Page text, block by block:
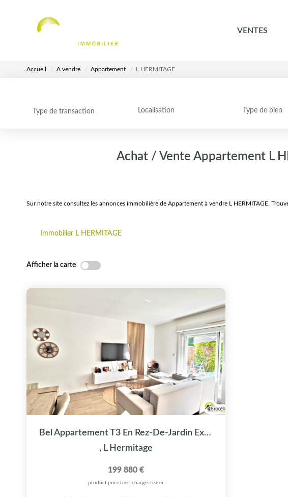
VENTES
Accueil A vendre Appartement L HERMITAGE
Type de transaction Localisation Type de bien
Achat / Vente Appartement L
Sur notre site consultez les annonces immobilière de Appartement à vendre L HERMITAGE.
Immobilier L HERMITAGE
Afficher la carte
Bel Appartement T3 En Rez-De-Jardin Exposé Plein Sud Avec...
, L Hermitage
199 880 €
product.price.fees_charges.teaser